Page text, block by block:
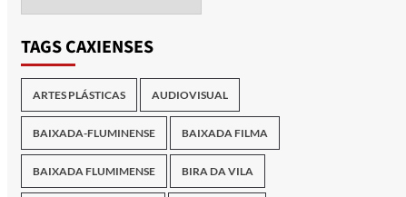
TAGS CAXIENSES
ARTES PLÁSTICAS AUDIOVISUAL
BAIXADA-FLUMINENSE BAIXADA FILMA
BAIXADA FLUMIMENSE BIRA DA VILA